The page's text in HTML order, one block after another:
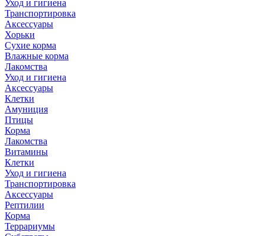
Уход и гигиена
Транспортировка
Аксессуары
Хорьки
Сухие корма
Влажные корма
Лакомства
Уход и гигиена
Аксессуары
Клетки
Амуниция
Птицы
Корма
Лакомства
Витамины
Клетки
Уход и гигиена
Транспортировка
Аксессуары
Рептилии
Корма
Террариумы